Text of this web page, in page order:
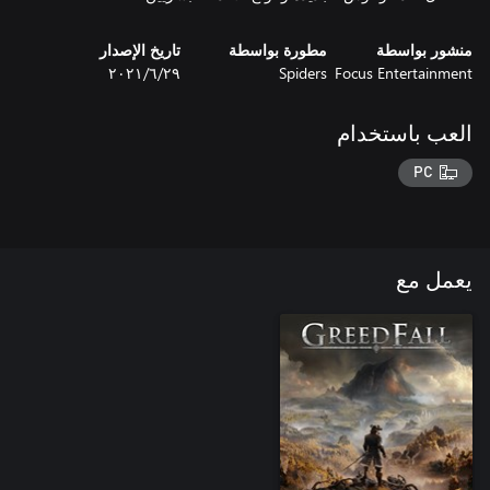
منشور بواسطة
Focus Entertainment
مطورة بواسطة
Spiders
تاريخ الإصدار
٢٩‏/٦‏/٢٠٢١
العب باستخدام
PC
يعمل مع